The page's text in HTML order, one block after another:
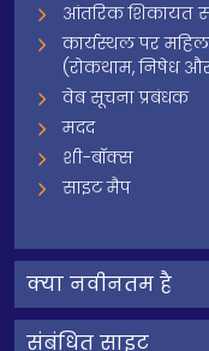
आंतरिक शिकायत
कार्यस्थल पर
(रोकथाम, निषेध
वेब सूचना प्रबंधक
मदद
शी-बॉक्स
साइट मैप
क्‍या नवीनतम है
संबंधित साइट